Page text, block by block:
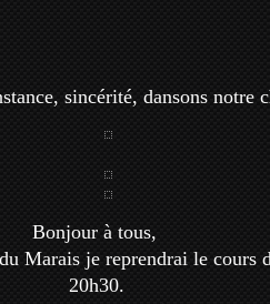
sincérité, dansons notre
Bonjour à tous,
Marais je reprendrai le cours
20h30.